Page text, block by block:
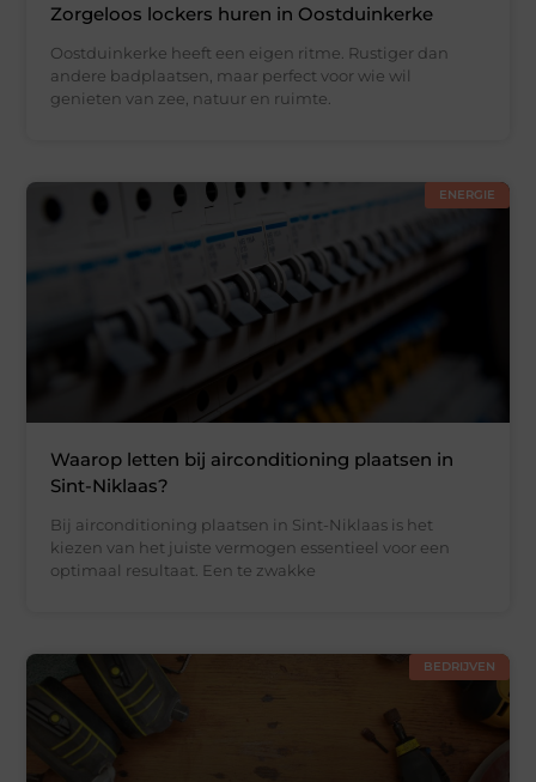
Zorgeloos lockers huren in Oostduinkerke
Oostduinkerke heeft een eigen ritme. Rustiger dan
andere badplaatsen, maar perfect voor wie wil
genieten van zee, natuur en ruimte.
ENERGIE
Waarop letten bij airconditioning plaatsen in
Sint-Niklaas?
Bij airconditioning plaatsen in Sint-Niklaas is het
kiezen van het juiste vermogen essentieel voor een
optimaal resultaat. Een te zwakke
BEDRIJVEN